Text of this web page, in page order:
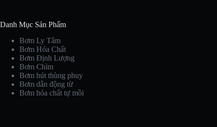
Danh Mục Sản Phẩm
Bơm Ly Tâm
Bơm Hóa Chất
Bơm Định Lượng
Bơm Chìm
Bơm hút thùng phuy
Bơm dẫn động từ
Bơm hóa chất tự mồi